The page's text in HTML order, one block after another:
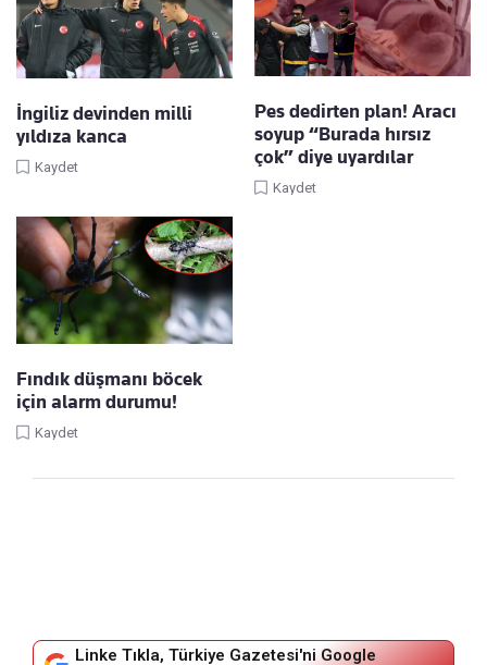
İngiliz devinden milli
yıldıza kanca
Kaydet
Pes dedirten plan! Aracı
soyup “Burada hırsız
çok” diye uyardılar
Kaydet
Fındık düşmanı böcek
için alarm durumu!
Kaydet
Linke Tıkla, Türkiye Gazetesi'ni Google